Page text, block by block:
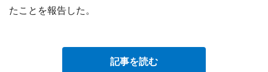
たことを報告した。
記事を読む